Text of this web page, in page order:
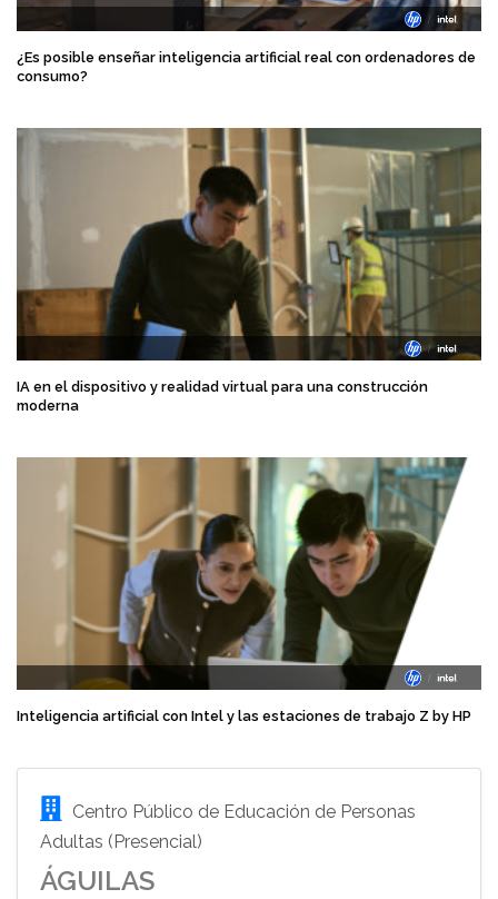
¿Es posible enseñar inteligencia artificial real con ordenadores de
consumo?
IA en el dispositivo y realidad virtual para una construcción
moderna
Inteligencia artificial con Intel y las estaciones de trabajo Z by HP
Centro Público de Educación de Personas
Adultas (Presencial)
ÁGUILAS